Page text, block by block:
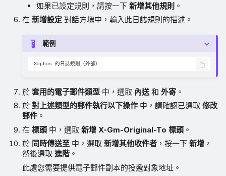
如果已設定規則，請按一下新增其他規則 。
在新增設定 對話方塊中，輸入此日誌規則的描述。
範例
於套用的電子郵件類型 中，選取 內送 和外寄 。
於對上述類型的郵件執行以下操作 中，請確認已選取修改
郵件 。
在標頭 中，選取新增 X-Gm-Original-To 標頭 。
於 同時傳送至 中，選取新增其他收件者 ，按一下新增 ，
然後選取進階 。
此處您需要提供電子郵件副本的投遞對象地址。